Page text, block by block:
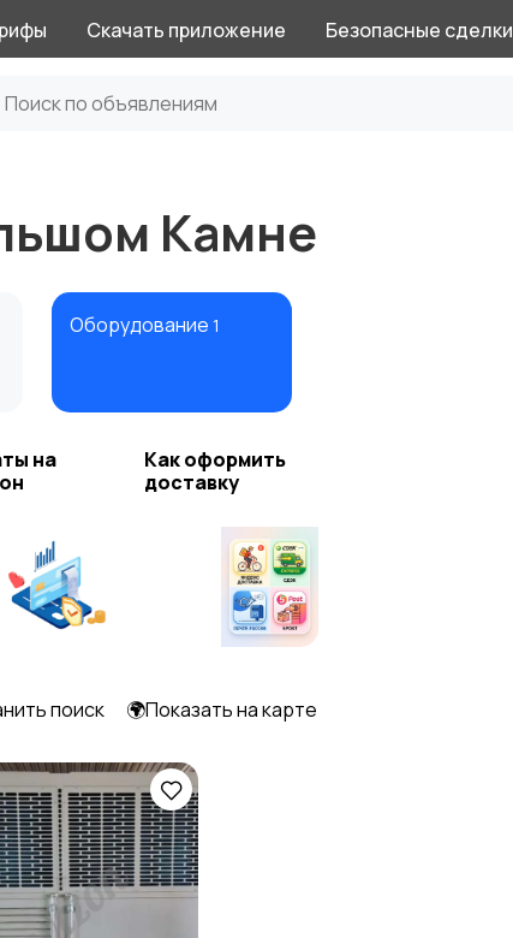
Скачать приложение Безопасные сделки
Камне
Оборудование 1
на
Как оформить
доставку
поиск 🌍Показать на карте